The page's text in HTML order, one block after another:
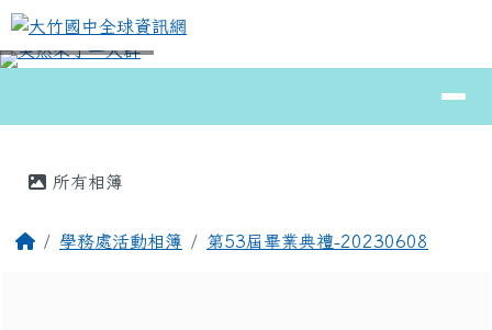
跳至主內容區
大竹國中全球資訊網
⏸
所有相簿
回首頁學務處活動相簿 第53屆畢業典禮-20230608